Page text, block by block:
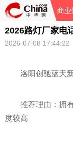
商
2026路灯厂家电
2026-07-08 17:44:22
洛阳创驰蓝天
推荐理由：拥
度较高